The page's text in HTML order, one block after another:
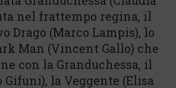
nel frattempo regina, il
Drago (Marco Lampis), lo
Man (Vincent Gallo) che
con la Granduchessa, il
Gifuni), la Veggente (Elisa